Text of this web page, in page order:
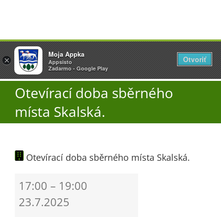
Přeskočit
na
obsah
Úřad
O obci
Aktuality
Otevírací doba sběrného
místa Skalská.
Otevírací doba sběrného místa Skalská.
doba
sběrného
17:00 – 19:00
23.7.2025
×
Vyžlovka
AppSisto
- In Google Play
Otevřít
×
Moja Appka
Appsisto
Zadarmo - Google Play
Otvoriť